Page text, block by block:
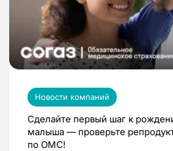
Новости компаний
Сделайте первый шаг к
малыша — проверьте
по ОМС!